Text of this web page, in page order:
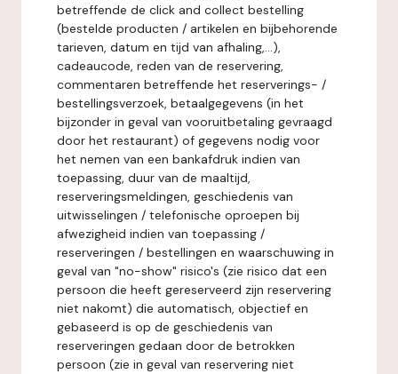
betreffende de click and collect bestelling
(bestelde producten / artikelen en bijbehorende
tarieven, datum en tijd van afhaling,...),
cadeaucode, reden van de reservering,
commentaren betreffende het reserverings- /
bestellingsverzoek, betaalgegevens (in het
bijzonder in geval van vooruitbetaling gevraagd
door het restaurant) of gegevens nodig voor
het nemen van een bankafdruk indien van
toepassing, duur van de maaltijd,
reserveringsmeldingen, geschiedenis van
uitwisselingen / telefonische oproepen bij
afwezigheid indien van toepassing /
reserveringen / bestellingen en waarschuwing in
geval van "no-show" risico's (zie risico dat een
persoon die heeft gereserveerd zijn reservering
niet nakomt) die automatisch, objectief en
gebaseerd is op de geschiedenis van
reserveringen gedaan door de betrokken
persoon (zie in geval van reservering niet